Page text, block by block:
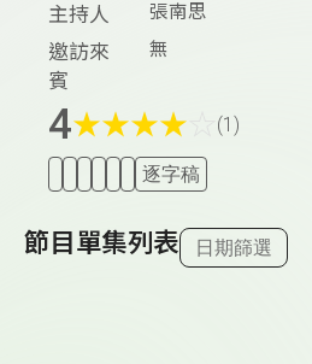
主持人 張南思
邀訪來
賓
無
4★★★★ (1)
逐字稿
節目單集列表 日期篩選